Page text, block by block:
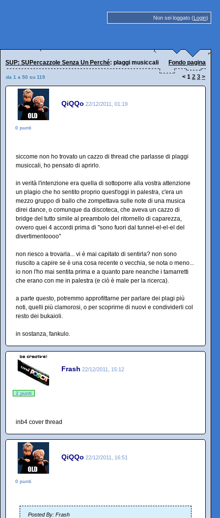
Non sei loggato (Login)
SUP: SUPercazzole Senza Un Perché: plaggi musiccali Fondo pagina
da 1 a 50 su 119 < 1 2 3 >
QiQQo 22/12/2011, 01:19
0 punti
siccome non ho trovato un cazzo di thread che parlasse di plaggi
musiccali, ho pensato di aprirlo.
in verità l'intenzione era quella di sottoporre alla vostra attenzione
un plagio che ho sentito proprio quest'oggi in palestra, c'era un
mezzo gruppo di ballo che zompettava sulle note di una musica
direi dance, o comunque da discoteca, che aveva un cazzo di
bridge del tutto simile al preambolo del ritornello di caparezza,
ovvero quei 4 accordi prima di "sono fuori dal tunnel-el-el-el del
divertimentoooo"
non riesco a trovarla... vi è mai capitato di sentirla? non sono
riuscito a capire se è una cosa recente o vecchia, se nota o meno...
io non l'ho mai sentita prima e a quanto pare neanche i tamarretti
che erano con me in palestra (e ciò è male per la ricerca).
a parte questo, potremmo approfittarne per parlare dei plagi più
noti, quelli più clamorosi, o per scoprirne di nuovi e condividerli col
resto dei bukaioli.
in sostanza, fankulo.
Frash 22/12/2011, 15:12
2 punti
inb4 cover thread
QiQQo 22/12/2011, 16:51
0 punti
Posted By: Frash